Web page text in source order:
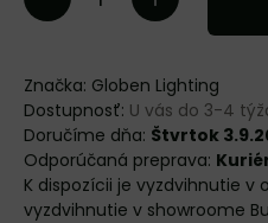
Značka: Globen Lighting
Dostupnosť: U vás do 3-4
Doručíme dňa: Štvrtok
vyzdvihnutie v showroome